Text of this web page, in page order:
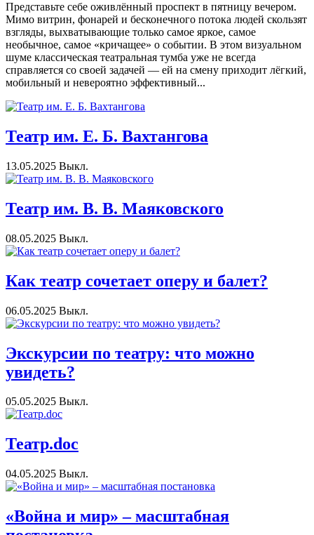
Представьте себе оживлённый проспект в пятницу вечером.
Мимо витрин, фонарей и бесконечного потока людей скользят
взгляды, выхватывающие только самое яркое, самое
необычное, самое «кричащее» о событии. В этом визуальном
шуме классическая театральная тумба уже не всегда
справляется со своей задачей — ей на смену приходит лёгкий,
мобильный и невероятно эффективный...
Театр им. Е. Б. Вахтангова
13.05.2025 Выкл.
Театр им. В. В. Маяковского
08.05.2025 Выкл.
Как театр сочетает оперу и балет?
06.05.2025 Выкл.
Экскурсии по театру: что можно
увидеть?
05.05.2025 Выкл.
Театр.doc
04.05.2025 Выкл.
«Война и мир» – масштабная